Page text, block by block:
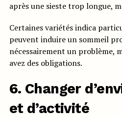
après une sieste trop longue,
Certaines variétés indica
peuvent induire un sommeil
nécessairement un problème,
avez des obligations.
6. Changer
et d’activité